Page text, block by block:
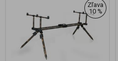
Zľava
10 %